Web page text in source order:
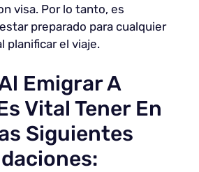
visa. Por lo tanto, es
preparado para cualquier
planificar el viaje.
Emigrar A
Vital Tener En
Siguientes